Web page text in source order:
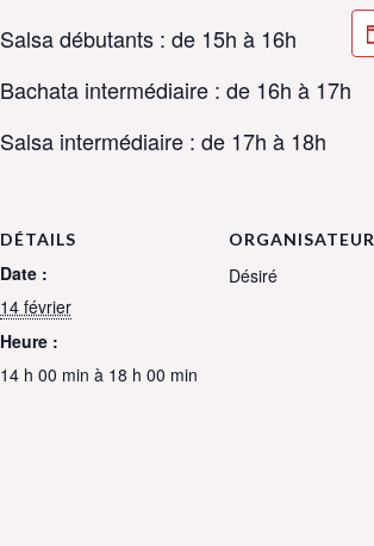
Salsa débutants : de 15h à 16h
Bachata intermédiaire : de 16h à 17h
Salsa intermédiaire : de 17h à 18h
DÉTAILS
Date :
14 février
Heure :
14 h 00 min à 18 h 00 min
ORGANISATEUR
Désiré